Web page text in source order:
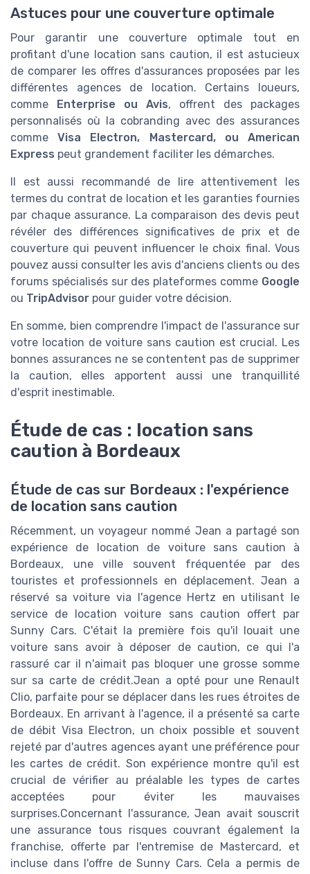
Astuces pour une couverture optimale
Pour garantir une couverture optimale tout en
profitant d'une location sans caution, il est astucieux
de comparer les offres d'assurances proposées par les
différentes agences de location. Certains loueurs,
comme
Enterprise ou Avis, offrent des packages
personnalisés où la cobranding avec des assurances
commeVisa Electron, Mastercard, ou American
Express peut grandement faciliter les démarches.
Il est aussi recommandé de lire attentivement les
termes du contrat de location et les garanties fournies
par chaque assurance. La comparaison des devis peut
révéler des différences significatives de prix et de
couverture qui peuvent influencer le choix final. Vous
pouvez aussi consulter les avis d'anciens clients ou des
forums spécialisés sur des plateformes comme Google
ou TripAdvisor pour guider votre décision.
En somme, bien comprendre l'impact de l'assurance sur
votre location de voiture sans caution est crucial. Les
bonnes assurances ne se contentent pas de supprimer
la caution, elles apportent aussi une tranquillité
d'esprit inestimable.
Étude de cas : location sans
caution à Bordeaux
Étude de cas sur Bordeaux : l'expérience
de location sans caution
Récemment, un voyageur nommé Jean a partagé son
expérience de location de voiture sans caution à
Bordeaux, une ville souvent fréquentée par des
touristes et professionnels en déplacement. Jean a
réservé sa voiture via l'agence Hertz en utilisant le
service de location voiture sans caution offert par
Sunny Cars. C'était la première fois qu'il louait une
voiture sans avoir à déposer de caution, ce qui l'a
rassuré car il n'aimait pas bloquer une grosse somme
sur sa carte de crédit.Jean a opté pour une Renault
Clio, parfaite pour se déplacer dans les rues étroites de
Bordeaux. En arrivant à l'agence, il a présenté sa carte
de débit Visa Electron, un choix possible et souvent
rejeté par d'autres agences ayant une préférence pour
les cartes de crédit. Son expérience montre qu'il est
crucial de vérifier au préalable les types de cartes
acceptées pour éviter les mauvaises
surprises.Concernant l'assurance, Jean avait souscrit
une assurance tous risques couvrant également la
franchise, offerte par l'entremise de Mastercard, et
incluse dans l'offre de Sunny Cars. Cela a permis de